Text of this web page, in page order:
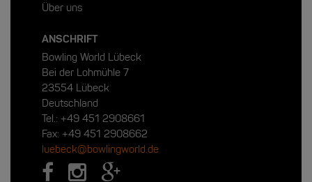
Über uns
ANSCHRIFT
Bowling World Lübeck
Bei der Lohmühle 7
23554 Lübeck
Deutschland
Tel.: +49 451 2908661
Fax: +49 451 2908662
luebeck@bowlingworld.de